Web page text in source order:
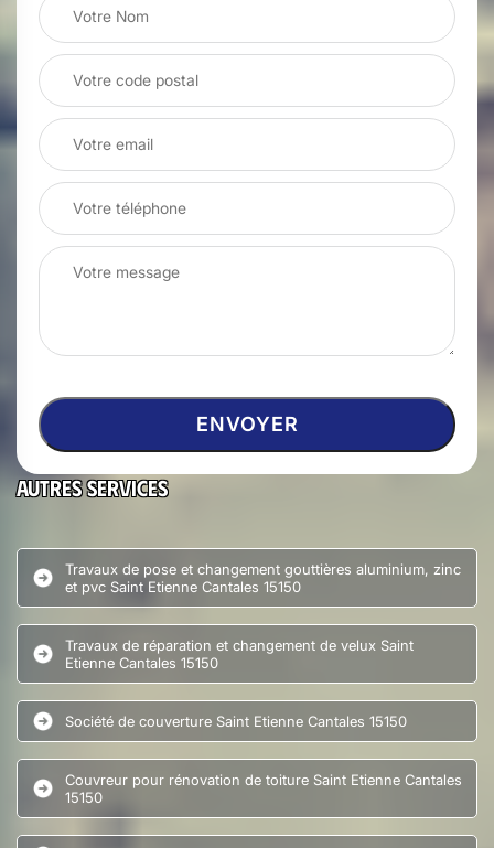
Autres services
Travaux de pose et changement gouttières aluminium, zinc
et pvc Saint Etienne Cantales 15150
Travaux de réparation et changement de velux Saint
Etienne Cantales 15150
Société de couverture Saint Etienne Cantales 15150
Couvreur pour rénovation de toiture Saint Etienne Cantales
15150